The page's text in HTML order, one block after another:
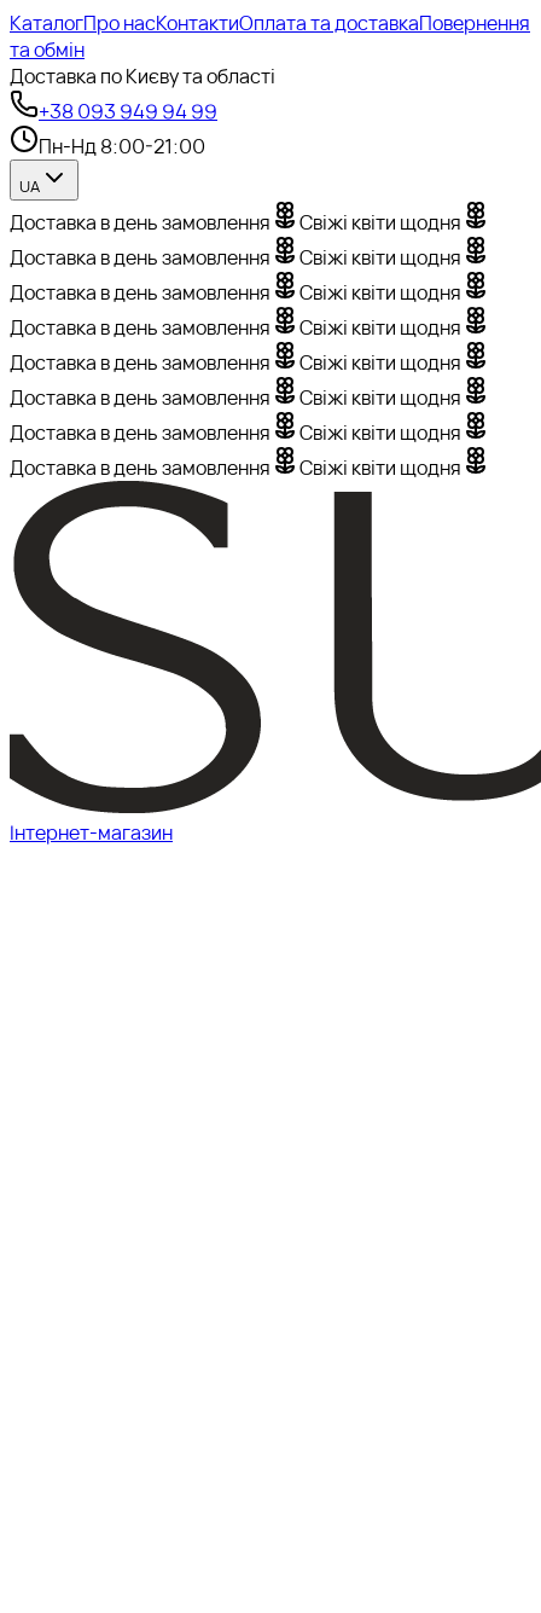
КаталогПро насКонтактиОплата та доставкаПовернення
та обмін
Доставка по Києву та області
+38 093 949 94 99
Пн-Нд 8:00-21:00
UA
Доставка в день замовлення
Свіжі квіти щодня
Доставка в день замовлення
Свіжі квіти щодня
Доставка в день замовлення
Свіжі квіти щодня
Доставка в день замовлення
Свіжі квіти щодня
Доставка в день замовлення
Свіжі квіти щодня
Доставка в день замовлення
Свіжі квіти щодня
Доставка в день замовлення
Свіжі квіти щодня
Доставка в день замовлення
Свіжі квіти щодня
Інтернет-магазин